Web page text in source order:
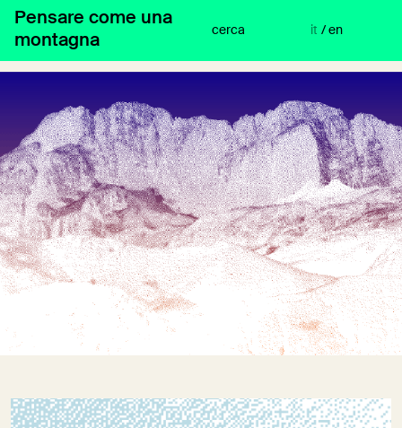
Vai
contenuto
Pensare come una
montagna
cerca / en
it